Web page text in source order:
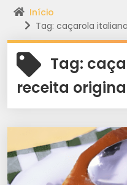
Início
Tag: caçarola
Tag:
receita